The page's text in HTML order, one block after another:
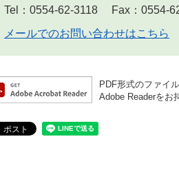
Tel：0554-62-3118
Fax：0554-
メールでのお問い合わせはこちら
PDF形式のファイ
Adobe Readerをお